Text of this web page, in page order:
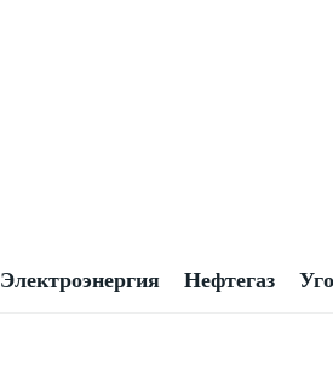
Электроэнергия Нефтегаз